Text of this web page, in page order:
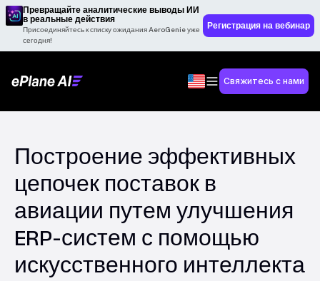
Превращайте аналитические выводы ИИ
в реальные действия
Присоединяйтесь к списку ожидания AeroGenie уже
сегодня!
Регистрация на вебинар
Свяжитесь с нами
Построение эффективных
цепочек поставок в
авиации путем улучшения
ERP-систем с помощью
искусственного интеллекта